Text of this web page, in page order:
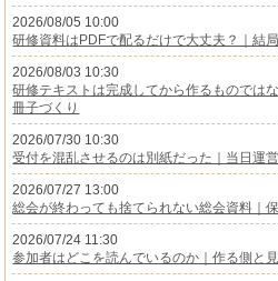
2026/08/05 10:00
研修資料はPDFで配るだけで大丈夫？｜結
2026/08/03 10:30
研修テキストは完成してから作るものでは
冊子づくり
2026/07/30 10:30
受付を混乱させるのは別紙だった｜当日運
2026/07/27 13:00
総会が終わっても捨てられない総会資料｜
2026/07/24 11:30
参加者はどこを読んでいるのか｜作る側と